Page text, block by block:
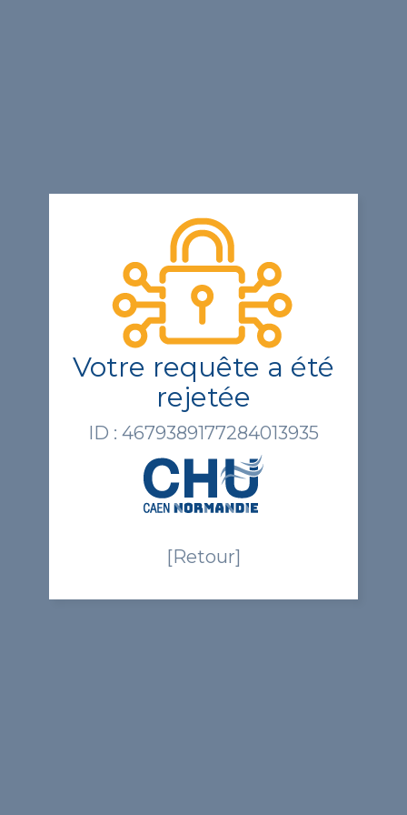
Votre requête a été
rejetée
ID : 4679389177284013935
[Retour]